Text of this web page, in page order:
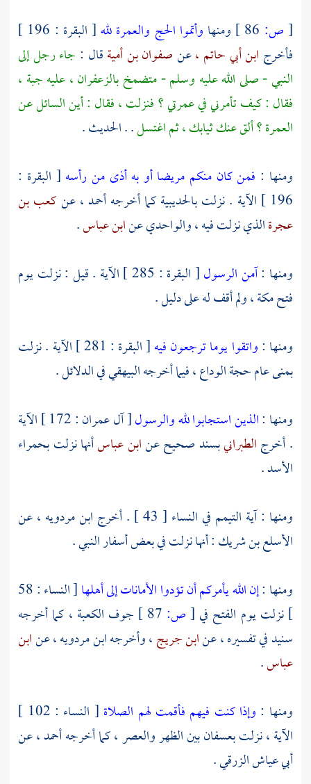
[ص: ومنها وأتموا الحج والعمرة لله
[ البقرة : 196 ]
فأخرج ابن أبي حاتم ،عنصفوان بن أميةقال : جاء رجل إلى
النبي - صلى الله عليه وسلم - متضمخ بالزعفران ، عليه جبة ،
فقال : كيف تأمرني في عمرتي ؟ فنزلت ، فقال : أين السائل عن
العمرة ؟ ألق عنك ثيابك ، ثم اغتسل. . الحديث .
ومنها : فمن كان منكم مريضا أو به أذى من رأسه [ البقرة :
196 ] الآية . نزلت
بالحديبيةكما أخرجهأحمد، عنكعب بن
عجرةالذي نزلت فيه ،والواحديعنابن عباس.
ومنها :آمن الرسول
[ البقرة : 285 ] الآية . قيل : نزلت يوم
فتحمكة، ولم أقف له على دليل .
ومنها :واتقوا يوما ترجعون فيه[ البقرة : 281 ] الآية . نزلت
بمنىعام حجة الوداع ، فيما أخرجهالبيهقيفي الدلائل .
ومنها :الذين استجابوا لله والرسول
[ آل عمران : 172 ] الآية
. أخرجالطبرانيبسند صحيح عنابن عباسأنها نزلتبحمراء
الأسد.
ومنها : آية التيمم في النساء [ 43 ] . أخرج
ابن مردويه ،عن
الأسلع بن شريك: أنها نزلت في بعض أسفار النبي .
ومنها :إن الله يأمركم أن تؤدوا الأمانات إلى أهلها
[ النساء : 58
] نزلت يوم الفتح في[ص: جوف الكعبة ، كما أخرجه
سنيد في تفسيره ، عنابن جريج، وأخرجهابن مردويه ،عنابن
عباس.
ومنها : وإذا كنت فيهم فأقمت لهم الصلاة
[ النساء : 102 ]
الآية ، نزلتبعسفانبين الظهر والعصر ، كما أخرجهأحمد ،عن
أبي عياش الزرقي.